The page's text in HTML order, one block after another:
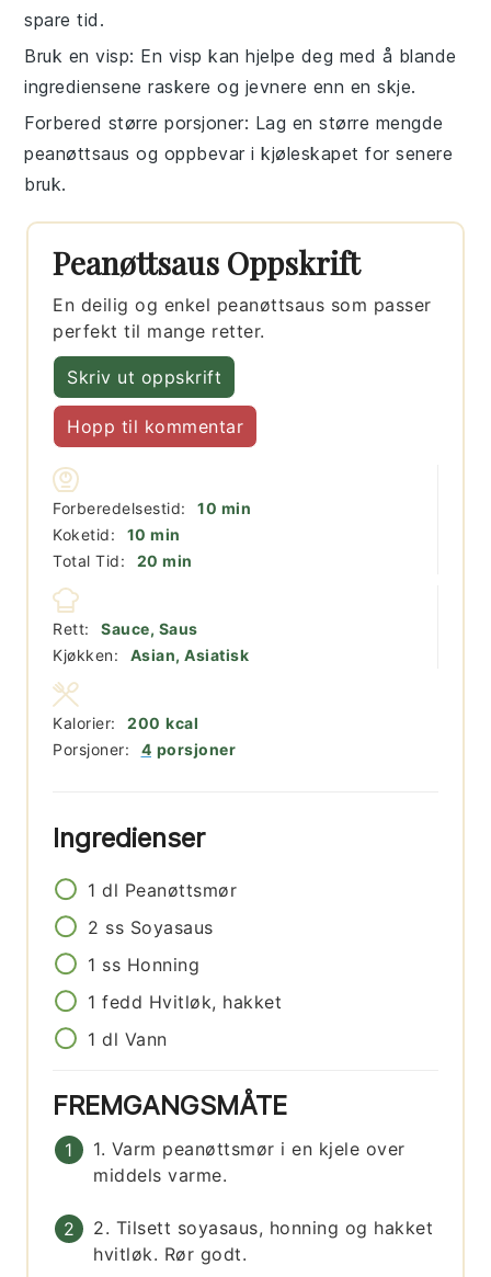
spare tid.
Bruk en visp: En visp kan hjelpe deg med å blande
ingrediensene raskere og jevnere enn en skje.
Forbered større porsjoner: Lag en større mengde
peanøttsaus og oppbevar i kjøleskapet for senere
bruk.
Peanøttsaus Oppskrift
En deilig og enkel peanøttsaus som passer
perfekt til mange retter.
Skriv ut oppskrift
Hopp til kommentar
Forberedelsestid: 10 minutter
min
Koketid:
10 minutter
min
Total Tid:
20 minutter
min
Rett:
Sauce, Saus
Kjøkken:
Asian, Asiatisk
Porsjoner: 4 porsjoner
Kalorier: 200 kcal
Ingredienser
1 dl Peanøttsmør
2 ss Soyasaus
1 ss Honning
1 fedd Hvitløk, hakket
1 dl Vann
FREMGANGSMÅTE
1. Varm peanøttsmør i en kjele over
middels varme.
2. Tilsett soyasaus, honning og hakket
hvitløk. Rør godt.